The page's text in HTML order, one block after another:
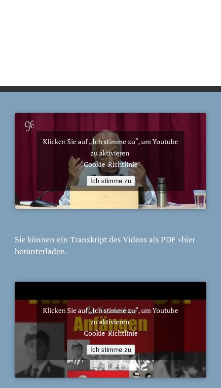
Klicken Sie auf „Ich stimme zu“, um Youtube
zu aktivieren
Cookie-Richtlinie
Ich stimme zu
Sie können ein Transkript des Videos als PDF »hier
herunterladen.
Klicken Sie auf „Ich stimme zu“, um Youtube
zu aktivieren
Cookie-Richtlinie
Ich stimme zu